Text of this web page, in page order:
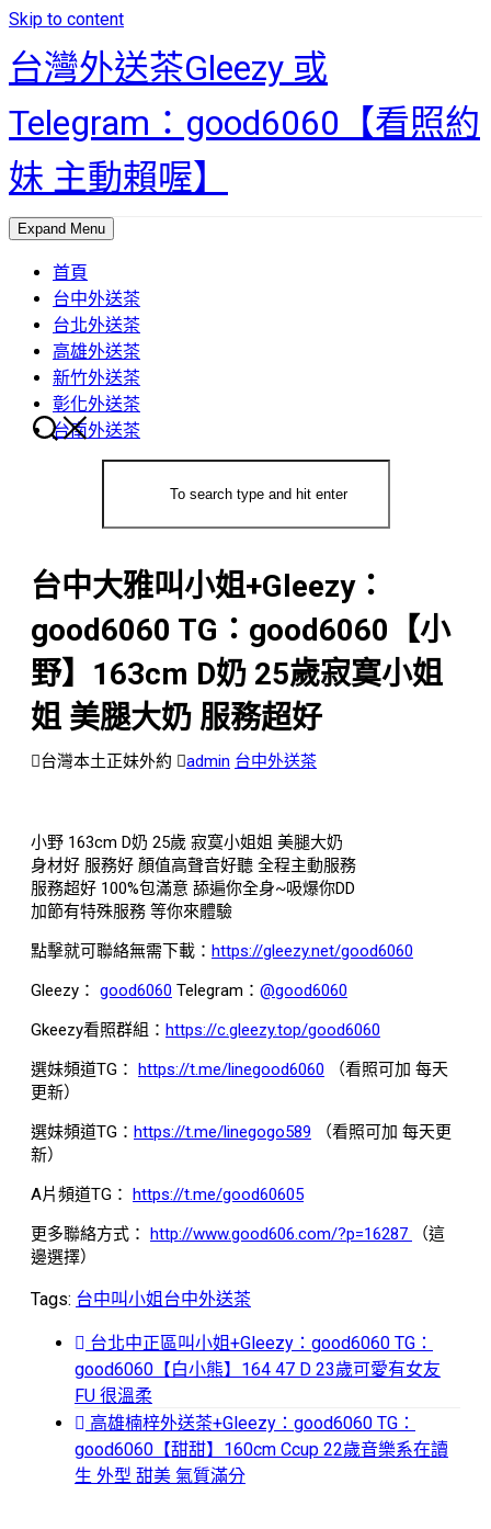
Skip to content
台灣外送茶Gleezy 或
Telegram：good6060【看照約
妹 主動賴喔】
Expand Menu
首頁
台中外送茶
台北外送茶
高雄外送茶
新竹外送茶
彰化外送茶
台南外送茶
台中大雅叫小姐+Gleezy：
good6060 TG：good6060【小
野】163cm D奶 25歲寂寞小姐
姐 美腿大奶 服務超好
台灣本土正妹外約 admin 台中外送茶
小野 163cm D奶 25歲 寂寞小姐姐 美腿大奶
身材好 服務好 顏值高聲音好聽 全程主動服務
服務超好 100%包滿意 舔遍你全身~吸爆你DD
加節有特殊服務 等你來體驗
點擊就可聯絡無需下載： https://gleezy.net/good6060
Gleezy： good6060 Telegram： @good6060
Gkeezy看照群組： https://c.gleezy.top/good6060
選妹頻道TG： https://t.me/linegood6060 （看照可加 每天
更新）
選妹頻道TG： https://t.me/linegogo589 （看照可加 每天更
新）
A片頻道TG： https://t.me/good60605
更多聯絡方式： http://www.good606.com/?p=16287
（這
邊選擇）
Tags: 台中叫小姐 台中外送茶
台北中正區叫小姐+Gleezy：good6060 TG：
good6060【白小熊】164 47 D 23歲可愛有女友
FU 很溫柔
高雄楠梓外送茶+Gleezy：good6060 TG：
good6060【甜甜】160cm Ccup 22歲音樂系在讀
生 外型 甜美 氣質滿分